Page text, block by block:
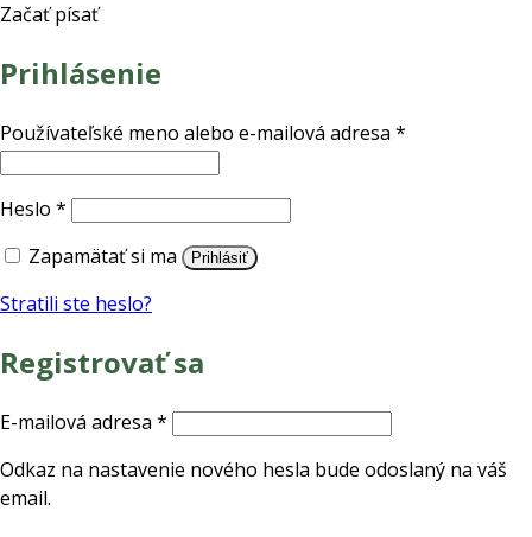
Začať písať
Prihlásenie
Používateľské meno alebo e-mailová adresa *
Heslo * Povinné
Zapamätať si ma
Prihlásiť
Stratili ste heslo?
Registrovať sa
E-mailová adresa * Povinné
Odkaz na nastavenie nového hesla bude odoslaný na váš
email.